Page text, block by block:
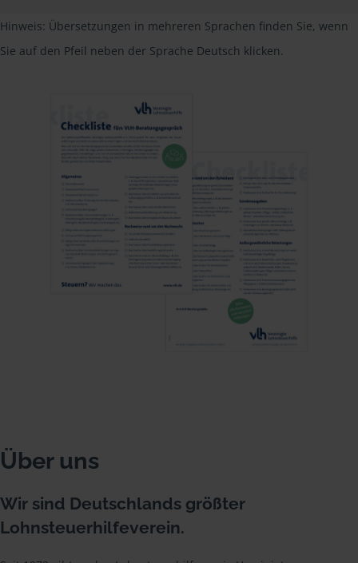
Hinweis: Übersetzungen in mehreren Sprachen finden Sie, wenn
Sie auf den Pfeil neben der Sprache Deutsch klicken.
Über uns
Wir sind Deutschlands größter
Lohnsteuerhilfeverein.